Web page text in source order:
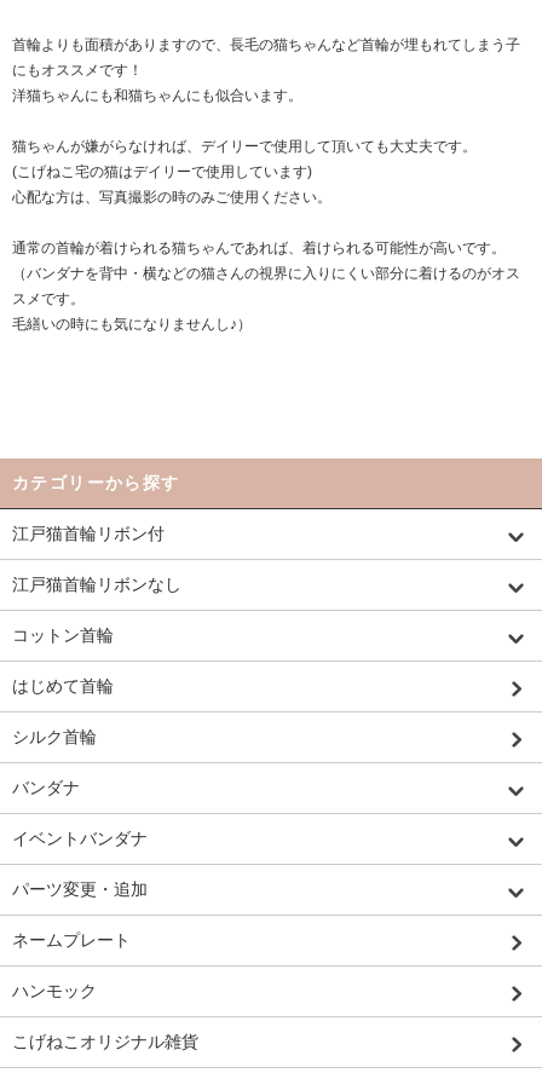
首輪よりも面積がありますので、長毛の猫ちゃんなど首輪が埋もれてしまう子
にもオススメです！
洋猫ちゃんにも和猫ちゃんにも似合います。
猫ちゃんが嫌がらなければ、デイリーで使用して頂いても大丈夫です。
(こげねこ宅の猫はデイリーで使用しています)
心配な方は、写真撮影の時のみご使用ください。
通常の首輪が着けられる猫ちゃんであれば、着けられる可能性が高いです。
（バンダナを背中・横などの猫さんの視界に入りにくい部分に着けるのがオス
スメです。
毛繕いの時にも気になりませんし♪）
カテゴリーから探す
江戸猫首輪リボン付
江戸猫首輪リボンなし
コットン首輪
はじめて首輪
シルク首輪
バンダナ
イベントバンダナ
パーツ変更・追加
ネームプレート
ハンモック
こげねこオリジナル雑貨